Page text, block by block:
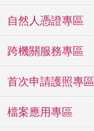
自然人憑證專區
跨機關服務專區
首次申請護照專區
檔案應用專區